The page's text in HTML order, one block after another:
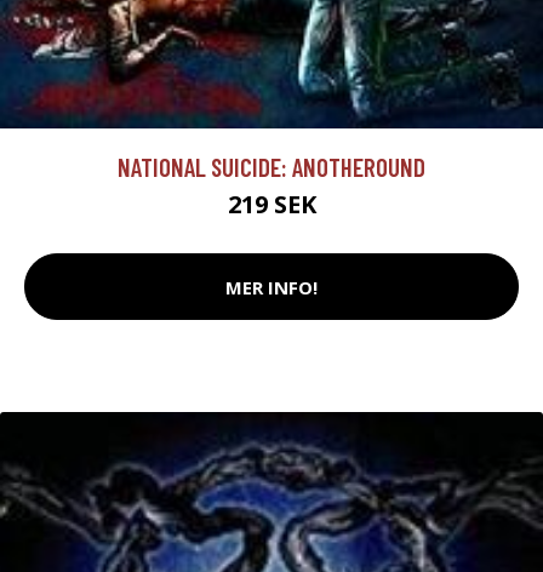
NATIONAL SUICIDE: ANOTHEROUND
219 SEK
MER INFO!